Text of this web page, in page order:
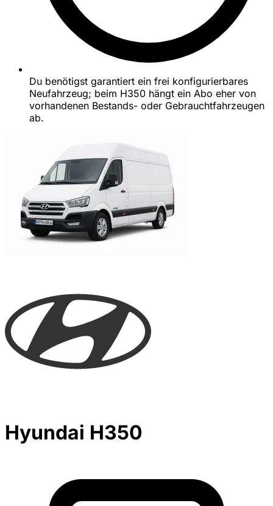
Du benötigst garantiert ein frei konfigurierbares
Neufahrzeug; beim H350 hängt ein Abo eher von
vorhandenen Bestands- oder Gebrauchtfahrzeugen
ab.
Hyundai H350